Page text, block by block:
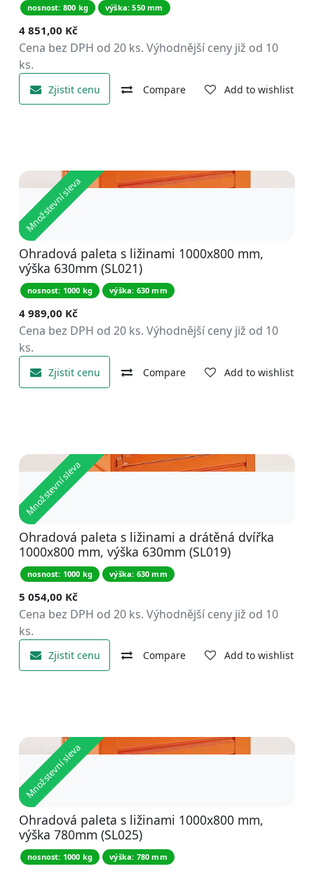
nosnost: 800 kg výška: 550 mm
4 851,00 Kč
Cena bez DPH od 20 ks. Výhodnější ceny již od 10
ks.
Zjistit cenu Compare Add to wishlist
Množstevní sleva
Ohradová paleta s ližinami 1000x800 mm,
výška 630mm (SL021)
nosnost: 1000 kg výška: 630 mm
4 989,00 Kč
Cena bez DPH od 20 ks. Výhodnější ceny již od 10
ks.
Zjistit cenu Compare Add to wishlist
Množstevní sleva
Ohradová paleta s ližinami a drátěná dvířka
1000x800 mm, výška 630mm (SL019)
nosnost: 1000 kg výška: 630 mm
5 054,00 Kč
Cena bez DPH od 20 ks. Výhodnější ceny již od 10
ks.
Zjistit cenu Compare Add to wishlist
Množstevní sleva
Ohradová paleta s ližinami 1000x800 mm,
výška 780mm (SL025)
nosnost: 1000 kg výška: 780 mm